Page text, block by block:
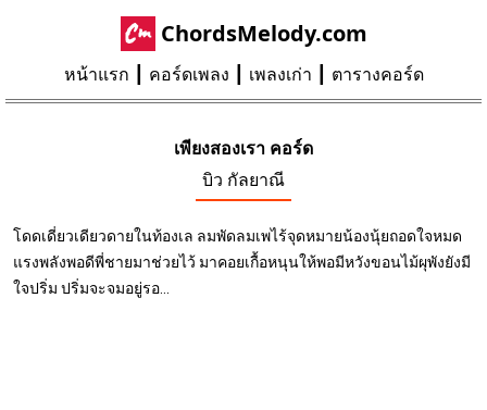
ChordsMelody.com
หน้าแรก คอร์ดเพลง เพลงเก่า ตารางคอร์ด
เพียงสองเรา คอร์ด
บิว กัลยาณี
โดดเดี่ยวเดียวดายในท้องเล ลมพัดลมเพไร้จุดหมายน้องนุ้ยถอดใจหมด
แรงพลังพอดีพี่ชายมาช่วยไว้ มาคอยเกื้อหนุนให้พอมีหวังขอนไม้ผุพังยังมี
ใจปริ่ม ปริ่มจะจมอยู่รอ...